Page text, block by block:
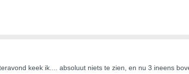
keek ik.... absoluut niets te zien, en nu 3 ineens